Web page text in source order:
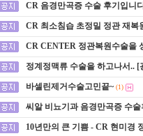
CR 음경만곡증 수술 후기입니
CR 최소침습 초정밀 정관 재
CR CENTER 정관복원수술을
정계정맥류 수술을 하고나서.. [
바셀린제거수술고민끝~ (1)
씨알 비뇨기과 음경만곡증 수술
10년만의 큰 기쁨 - CR 현미경